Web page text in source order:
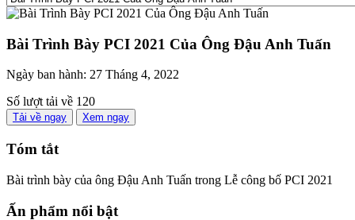
Bài Trình Bày PCI 2021 Của Ông Đậu Anh Tuấn
Ngày ban hành: 27 Tháng 4, 2022
Số lượt tải về 120
Tải về ngay Xem ngay
Tóm tắt
Bài trình bày của ông Đậu Anh Tuấn trong Lễ công bố PCI 2021
Ấn phẩm nổi bật